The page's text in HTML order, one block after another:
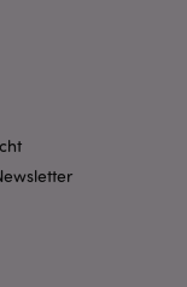
Adobe Inc.
www.puckator.de